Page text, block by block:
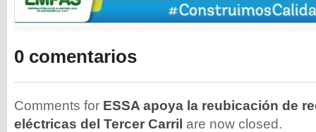
0 comentarios
Comments for ESSA apoya la reubicación de
eléctricas del Tercer Carril are now closed.